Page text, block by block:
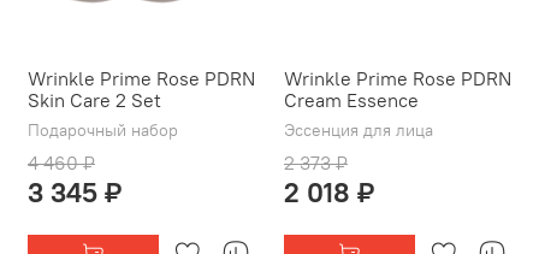
Wrinkle Prime Rose PDRN
Skin Care 2 Set
Подарочный набор
4 460 ₽
3 345 ₽
Wrinkle Prime Rose PDRN
Cream Essence
Эссенция для лица
2 373 ₽
2 018 ₽